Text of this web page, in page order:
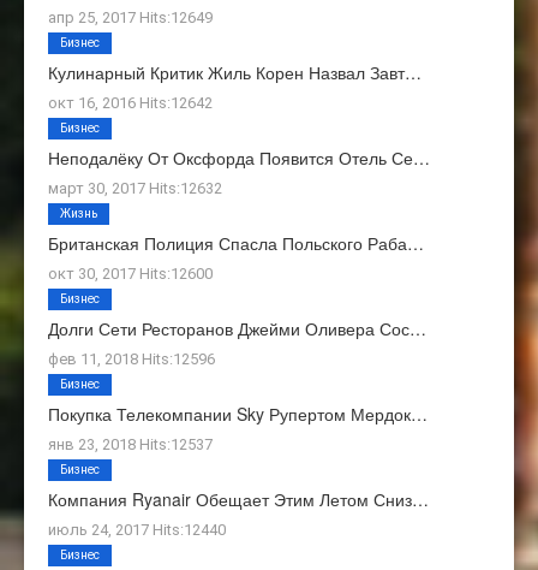
апр 25, 2017 Hits:12649
Кулинарный Критик Жиль Корен Назвал Завт…
окт 16, 2016 Hits:12642
Бизнес
Неподалёку От Оксфорда Появится Отель Се…
март 30, 2017 Hits:12632
Бизнес
Британская Полиция Спасла Польского Раба…
окт 30, 2017 Hits:12600
Жизнь
Долги Сети Ресторанов Джейми Оливера Сос…
фев 11, 2018 Hits:12596
Бизнес
Покупка Телекомпании Sky Рупертом Мердок…
янв 23, 2018 Hits:12537
Бизнес
Компания Ryanair Обещает Этим Летом Сниз…
июль 24, 2017 Hits:12440
Бизнес
Бизнес